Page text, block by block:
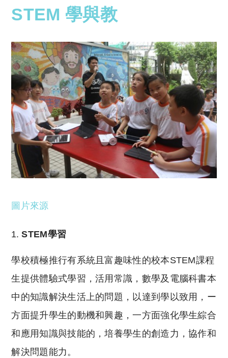
STEM 學與教
圖片來源
STEM學習
學校積極推行有系統且富趣味性的校本STEM課程
生提供體驗式學習，活用常識，數學及電腦科書本
中的知識解決生活上的問題，以達到學以致用，ー
方面提升學生的動機和興趣，一方面強化學生綜合
和應用知識與技能的，培養學生的創造力，協作和
解決問題能力。